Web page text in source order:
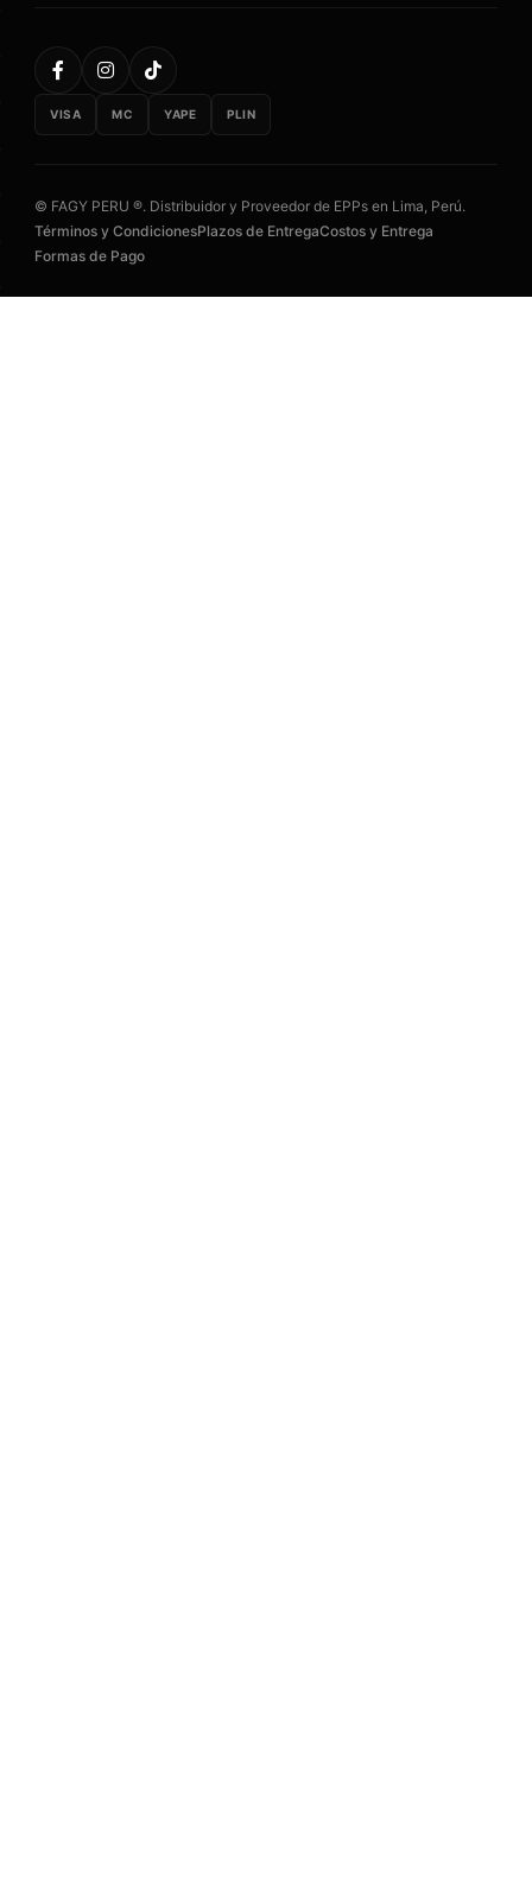
VISA MC YAPE PLIN
© FAGY PERU ®. Distribuidor y Proveedor de EPPs en Lima, Perú.
Términos y CondicionesPlazos de EntregaCostos y Entrega
Formas de Pago